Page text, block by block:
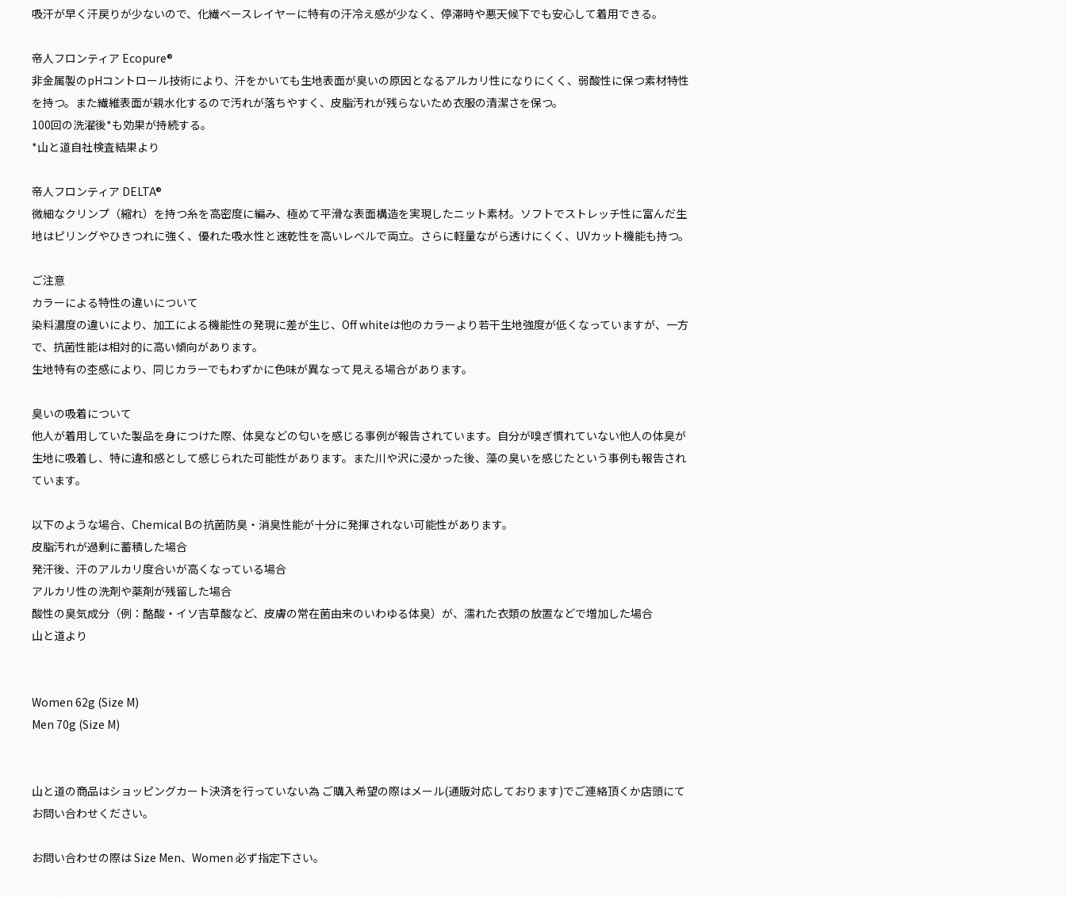
吸汗が早く汗戻りが少ないので、化繊ベースレイヤーに特有の汗冷え感が少なく、停滞時や悪天候下でも安心して着用できる。
帝人フロンティア Ecopure®
非金属製のpHコントロール技術により、汗をかいても生地表面が臭いの原因となるアルカリ性になりにくく、弱酸性に保つ素材特性
を持つ。また繊維表面が親水化するので汚れが落ちやすく、皮脂汚れが残らないため衣服の清潔さを保つ。
100回の洗濯後*も効果が持続する。
*山と道自社検査結果より
帝人フロンティア DELTA®
微細なクリンプ（縮れ）を持つ糸を高密度に編み、極めて平滑な表面構造を実現したニット素材。ソフトでストレッチ性に富んだ生
地はピリングやひきつれに強く、優れた吸水性と速乾性を高いレベルで両立。さらに軽量ながら透けにくく、UVカット機能も持つ。
ご注意
カラーによる特性の違いについて
染料濃度の違いにより、加工による機能性の発現に差が生じ、Off whiteは他のカラーより若干生地強度が低くなっていますが、一方
で、抗菌性能は相対的に高い傾向があります。
生地特有の杢感により、同じカラーでもわずかに色味が異なって見える場合があります。
臭いの吸着について
他人が着用していた製品を身につけた際、体臭などの匂いを感じる事例が報告されています。自分が嗅ぎ慣れていない他人の体臭が
生地に吸着し、特に違和感として感じられた可能性があります。また川や沢に浸かった後、藻の臭いを感じたという事例も報告され
ています。
以下のような場合、Chemical Bの抗菌防臭・消臭性能が十分に発揮されない可能性があります。
皮脂汚れが過剰に蓄積した場合
発汗後、汗のアルカリ度合いが高くなっている場合
アルカリ性の洗剤や薬剤が残留した場合
酸性の臭気成分（例：酪酸・イソ吉草酸など、皮膚の常在菌由来のいわゆる体臭）が、濡れた衣類の放置などで増加した場合
山と道より
Women 62g (Size M)
Men 70g (Size M)
山と道の商品はショッピングカート決済を行っていない為 ご購入希望の際はメール(通販対応しております)でご連絡頂くか店頭にて
お問い合わせください。
お問い合わせの際は Size Men、Women 必ず指定下さい。